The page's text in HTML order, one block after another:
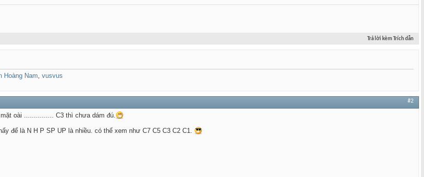
Trả lời kèm Trích dẫn
Hoàng Nam, vusvus
#2
oài ............... C3 thì chưa dám đú.
để là N H P SP UP là nhiều. có thể xem như C7 C5 C3 C2 C1.